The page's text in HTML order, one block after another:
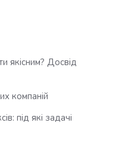
якісним? Досвід
компаній
під які задачі